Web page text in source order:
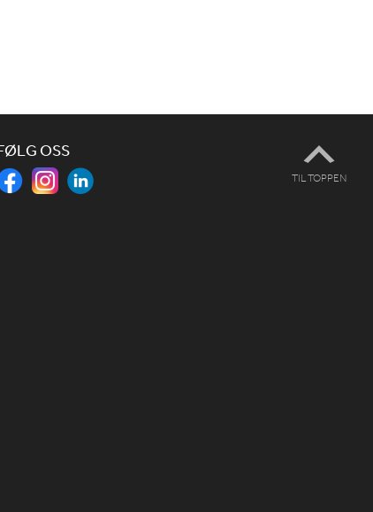
OSS
TIL TOPPEN